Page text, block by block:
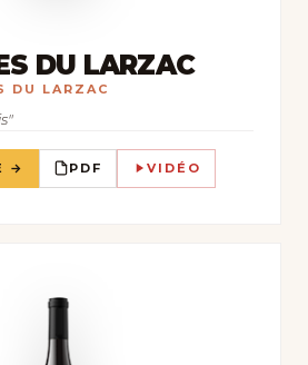
DU LARZAC
DU LARZAC
→ PDF VIDÉO